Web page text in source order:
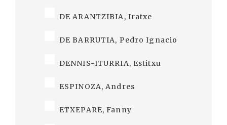
DE ARANTZIBIA, Iratxe
DE BARRUTIA, Pedro Ignacio
DENNIS-ITURRIA, Estitxu
ESPINOZA, Andres
ETXEPARE, Fanny